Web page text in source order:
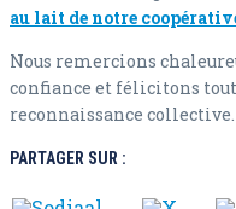
au lait de notre
Nous remercions
confiance et félicitons
reconnaissance collective.
PARTAGER SUR :